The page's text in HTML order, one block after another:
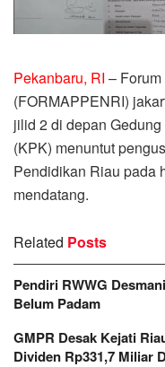
Pekanbaru, RI –
(FORMAPPENRI)
jilid 2 di depan
(KPK) menuntut
Pendidikan Riau pada
mendatang.
Related Posts
Pendiri RWWG
Belum Padam
GMPR Desak Kejati
Dividen Rp331,7 Miliar